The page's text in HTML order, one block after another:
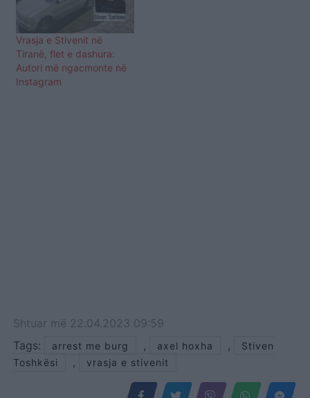
Vrasja e Stivenit në
Tiranë, flet e dashura:
Autori më ngacmonte në
Instagram
Shtuar më 22.04.2023 09:59
Tags:
arrest me burg , axel hoxha ,
Stiven
Toshkësi
, vrasja e stivenit